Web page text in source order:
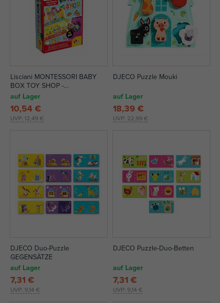
Lisciani MONTESSORI BABY
BOX TOY SHOP -
Spielzeugkiste
auf Lager
UVP: 12,49 €
10,54 €
DJECO Puzzle Mouki
auf Lager
UVP: 22,99 €
18,39 €
DJECO Duo-Puzzle
GEGENSÄTZE
auf Lager
UVP: 9,14 €
7,31 €
DJECO Puzzle-Duo-Betten
auf Lager
UVP: 9,14 €
7,31 €